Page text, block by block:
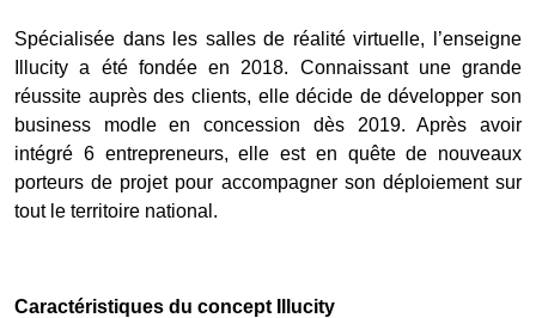
Spécialisée dans les salles de réalité virtuelle, l’enseigne
Illucity a été fondée en 2018. Connaissant une grande
réussite auprès des clients, elle décide de développer son
business modle en concession dès 2019. Après avoir
intégré 6 entrepreneurs, elle est en quête de nouveaux
porteurs de projet pour accompagner son déploiement sur
tout le territoire national.
Caractéristiques du concept Illucity